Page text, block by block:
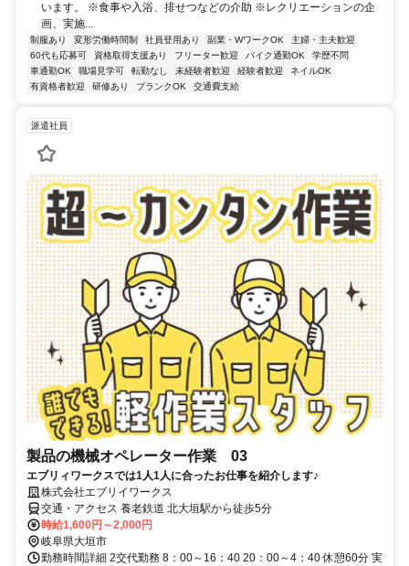
います。 ※食事や入浴、排せつなどの介助 ※レクリエーションの企
画、実施...
制服あり 変形労働時間制 社員登用あり 副業・WワークOK
主婦・主夫歓迎
60代も応募可
資格取得支援あり フリーター歓迎 バイク通勤OK
学歴不問
車通勤OK
職場見学可 転勤なし 未経験者歓迎 経験者歓迎
ネイルOK
有資格者歓迎
研修あり ブランクOK 交通費支給
派遣社員
製品の機械オペレーター作業 03
エブリィワークスでは1人1人に合ったお仕事を紹介します♪
株式会社エブリイワークス
交通・アクセス 養老鉄道 北大垣駅から徒歩5分
時給1,600円～2,000円
岐阜県大垣市
勤務時間詳細 2交代勤務 8：00～16：40 20：00～4：40 休憩60分 実